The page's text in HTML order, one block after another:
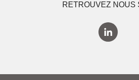
RETROUVEZ NOUS